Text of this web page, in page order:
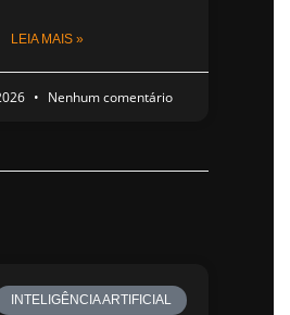
LEIA MAIS »
Nenhum comentário
INTELIGÊNCIA ARTIFICIAL